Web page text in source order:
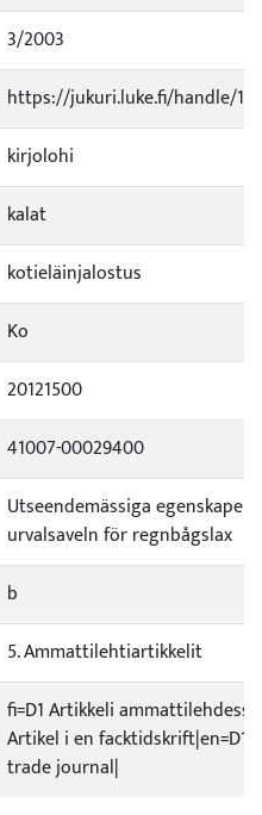
3/2003
https://jukuri.luke.fi/handle/
kirjolohi
kalat
kotieläinjalostus
Ko
20121500
41007-00029400
Utseendemässiga egenskaper
urvalsaveln för regnbågslax
b
5. Ammattilehtiartikkelit
fi=D1 Artikkeli
Artikel i en facktidskrift|en=D1
trade journal|